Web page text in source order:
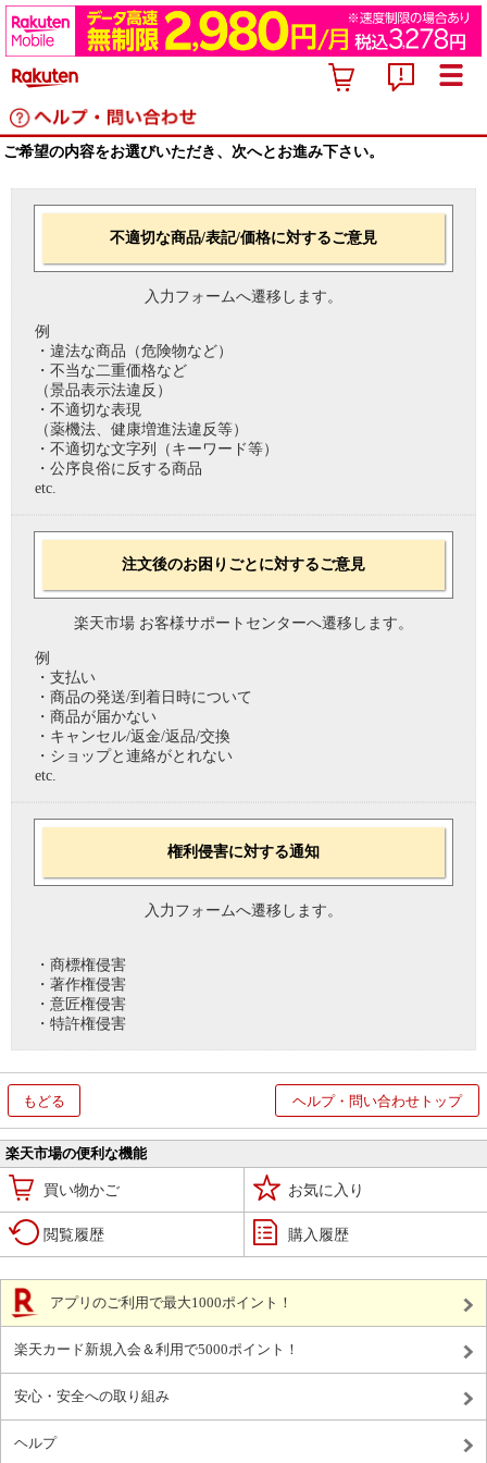
ご希望の内容をお選びいただき、次へとお進み下さい。
不適切な商品/表記/価格に対するご意見
入力フォームへ遷移します。
例
・違法な商品（危険物など）
・不当な二重価格など
（景品表示法違反）
・不適切な表現
（薬機法、健康増進法違反等）
・不適切な文字列（キーワード等）
・公序良俗に反する商品
etc.
注文後のお困りごとに対するご意見
楽天市場 お客様サポートセンターへ遷移します。
例
・支払い
・商品の発送/到着日時について
・商品が届かない
・キャンセル/返金/返品/交換
・ショップと連絡がとれない
etc.
権利侵害に対する通知
入力フォームへ遷移します。
・商標権侵害
・著作権侵害
・意匠権侵害
・特許権侵害
もどる ヘルプ・問い合わせトップ
楽天市場の便利な機能
買い物かご お気に入り
閲覧履歴 購入履歴
アプリのご利用で最大1000ポイント！
楽天カード新規入会＆利用で5000ポイント！
安心・安全への取り組み
ヘルプ